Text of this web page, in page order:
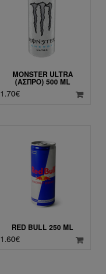
MONSTER ULTRA
(ΆΣΠΡΟ) 500 ML
1.70€
RED BULL 250 ML
1.60€